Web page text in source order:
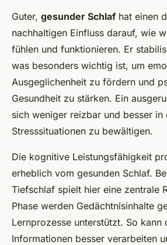
Guter, gesunder Schlafhat einen
nachhaltigen Einfluss darauf, wie
fühlen und funktionieren. Er
was besonders wichtig ist, um
Ausgeglichenheit zu fördern und
Gesundheit zu stärken. Ein
sich weniger reizbar und besser in
Stresssituationen zu bewältigen.
Die kognitive Leistungsfähigkeit
erheblich vom gesunden Schlaf.
Tiefschlaf spielt hier eine zentrale
Phase werden Gedächtnisinhalte
Lernprozesse unterstützt. So kann
Informationen besser verarbeiten